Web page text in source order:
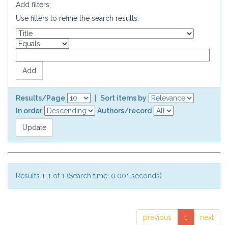
Add filters:
Use filters to refine the search results.
Results/Page
Sort items by
In order
Authors/record
Results 1-1 of 1 (Search time: 0.001 seconds).
previous 1 next